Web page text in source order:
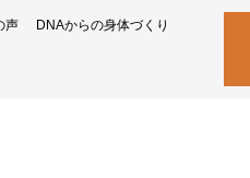
声 DNAからの身体づくり